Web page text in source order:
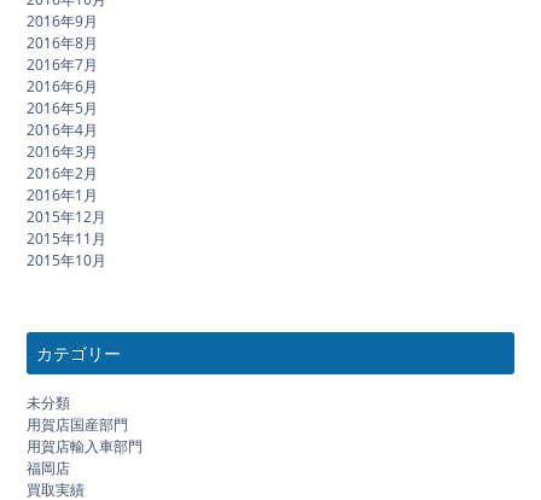
2016年9月
2016年8月
2016年7月
2016年6月
2016年5月
2016年4月
2016年3月
2016年2月
2016年1月
2015年12月
2015年11月
2015年10月
カテゴリー
未分類
用賀店国産部門
用賀店輸入車部門
福岡店
買取実績